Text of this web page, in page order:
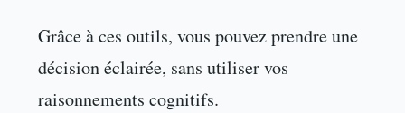
Grâce à ces outils, vous pouvez prendre une
décision éclairée, sans utiliser vos
raisonnements cognitifs.